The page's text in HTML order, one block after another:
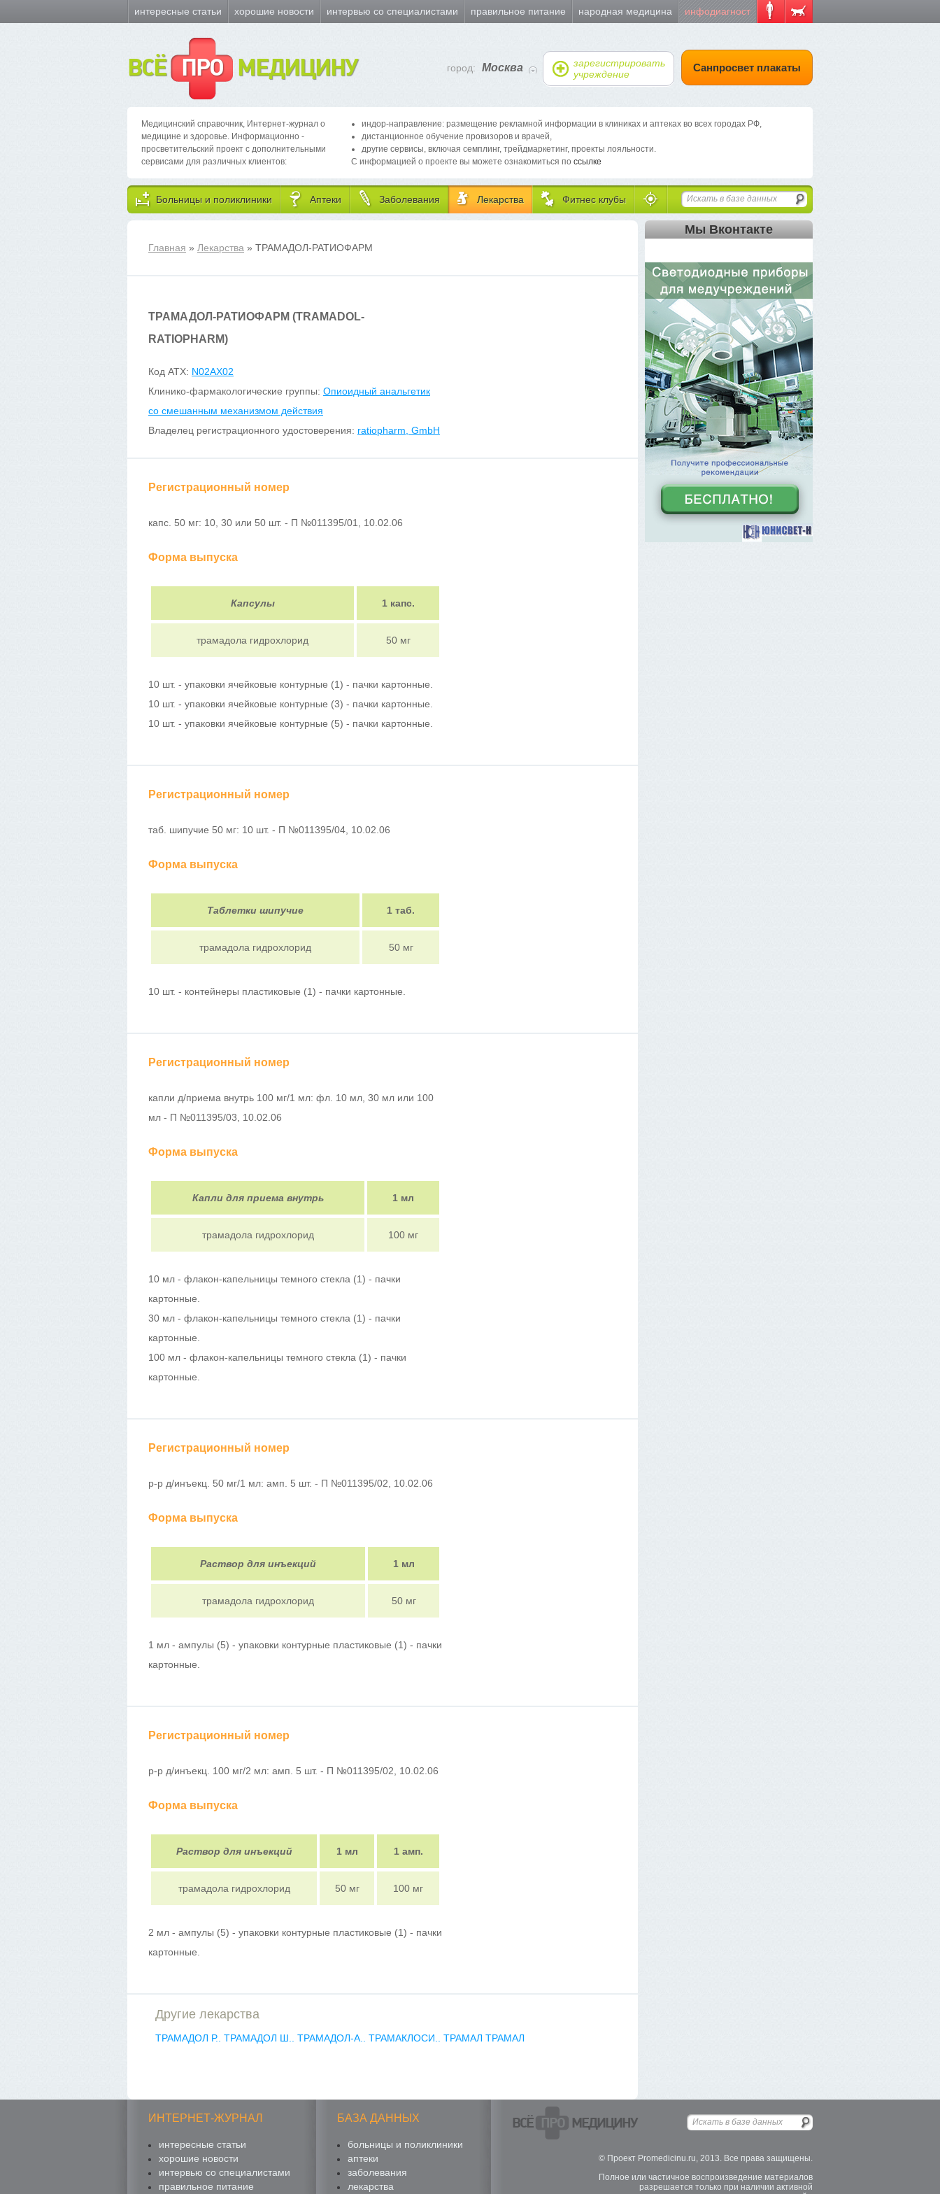
интересные статьи хорошие новости интервью со специалистами правильное питание народная медицина инфодиагност
ВСЁ ПРО МЕДИЦИНУ город: Москва
зарегистрировать
учреждение
Санпросвет плакаты
Медицинский справочник, Интернет-журнал о
медицине и здоровье. Информационно -
просветительский проект с дополнительными
сервисами для различных клиентов:
индор-направление: размещение рекламной информации в клиниках и аптеках во всех городах РФ,
дистанционное обучение провизоров и врачей,
другие сервисы, включая семплинг, трейдмаркетинг, проекты лояльности.
С информацией о проекте вы можете ознакомиться по ссылке
Больницы и поликлиники Аптеки Заболевания Лекарства Фитнес клубы
Главная » Лекарства » ТРАМАДОЛ-РАТИОФАРМ
ТРАМАДОЛ-РАТИОФАРМ (TRAMADOL-
RATIOPHARM)
Код ATX: N02AX02
Клинико-фармакологические группы: Опиоидный анальгетик
со смешанным механизмом действия
Владелец регистрационного удостоверения: ratiopharm, GmbH
Регистрационный номер
капс. 50 мг: 10, 30 или 50 шт. - П №011395/01, 10.02.06
Форма выпуска
Капсулы 1 капс.
трамадола гидрохлорид 50 мг
10 шт. - упаковки ячейковые контурные (1) - пачки картонные.
10 шт. - упаковки ячейковые контурные (3) - пачки картонные.
10 шт. - упаковки ячейковые контурные (5) - пачки картонные.
Регистрационный номер
таб. шипучие 50 мг: 10 шт. - П №011395/04, 10.02.06
Форма выпуска
Таблетки шипучие 1 таб.
трамадола гидрохлорид 50 мг
10 шт. - контейнеры пластиковые (1) - пачки картонные.
Регистрационный номер
капли д/приема внутрь 100 мг/1 мл: фл. 10 мл, 30 мл или 100
мл - П №011395/03, 10.02.06
Форма выпуска
Капли для приема внутрь 1 мл
трамадола гидрохлорид 100 мг
10 мл - флакон-капельницы темного стекла (1) - пачки
картонные.
30 мл - флакон-капельницы темного стекла (1) - пачки
картонные.
100 мл - флакон-капельницы темного стекла (1) - пачки
картонные.
Регистрационный номер
р-р д/инъекц. 50 мг/1 мл: амп. 5 шт. - П №011395/02, 10.02.06
Форма выпуска
Раствор для инъекций 1 мл
трамадола гидрохлорид 50 мг
1 мл - ампулы (5) - упаковки контурные пластиковые (1) - пачки
картонные.
Регистрационный номер
р-р д/инъекц. 100 мг/2 мл: амп. 5 шт. - П №011395/02, 10.02.06
Форма выпуска
Раствор для инъекций 1 мл 1 амп.
трамадола гидрохлорид 50 мг 100 мг
2 мл - ампулы (5) - упаковки контурные пластиковые (1) - пачки
картонные.
Другие лекарства
ТРАМАДОЛ Р.. ТРАМАДОЛ Ш.. ТРАМАДОЛ-А.. ТРАМАКЛОСИ.. ТРАМАЛ ТРАМАЛ
Мы Вконтакте
ИНТЕРНЕТ-ЖУРНАЛ
интересные статьи
хорошие новости
интервью со специалистами
правильное питание
БАЗА ДАННЫХ
больницы и поликлиники
аптеки
заболевания
лекарства
ВСЁ ПРО МЕДИЦИНУ
© Проект Promedicinu.ru, 2013. Все права защищены.
Полное или частичное воспроизведение материалов
разрешается только при наличии активной